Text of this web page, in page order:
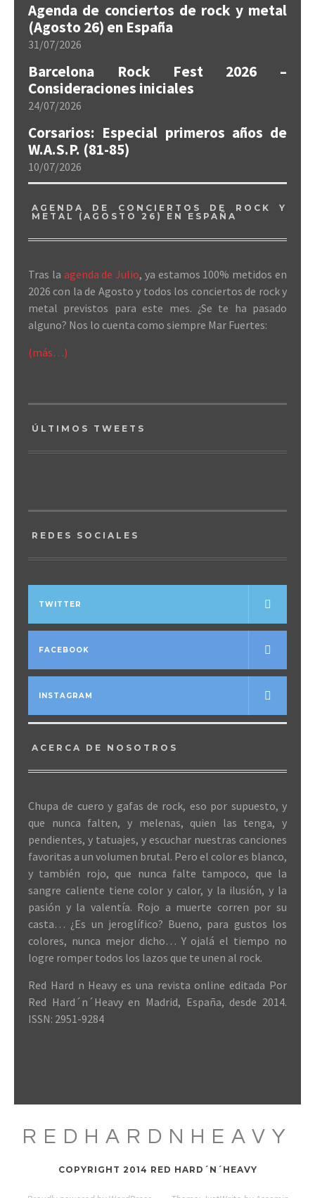
Agenda de conciertos de rock y metal
(Agosto 26) en España
31/07/2026
Barcelona Rock Fest 2026 –
Consideraciones iniciales
24/07/2026
Corsarios: Especial primeros años de
W.A.S.P. (81-85)
10/07/2026
AGENDA DE CONCIERTOS DE ROCK Y
METAL (AGOSTO 26) EN ESPAÑA
Tras la agenda de Julio, ya estamos 100% metidos en
2026 con la de Agosto y todos los conciertos de rock y
metal previstos para este mes. ¿Se te ha pasado
alguno? Nos lo cuenta como siempre Mar Fuertes:
(más…)
ÚLTIMOS TWEETS
REDES SOCIALES
TWITTER
FACEBOOK
INSTAGRAM
ACERCA DE NOSOTROS
Chupa de cuero y gafas de rock, eso por supuesto, y
que nunca falten, y melenas, quien las tenga, y
pendientes, y tatuajes, y escuchar nuestras canciones
favoritas a un volumen brutal. Pero el color es blanco,
y también rojo, que nunca falte tampoco, que la
sangre caliente tiene color y calor, y la ilusión, y la
pasión y la valentía. Rojo a muerte corren por su
casta… ¿Es un jeroglífico? Bueno, para gustos los
colores, nunca mejor dicho… Y ojalá el tiempo no
logre romper todos los lazos que te unen al rock.
Red Hard n Heavy es una revista online editada Por
Red Hard´n´Heavy en Madrid, España, desde 2014.
ISSN: 2951-9284
REDHARDNHEAVY
COPYRIGHT 2014 RED HARD´N´HEAVY